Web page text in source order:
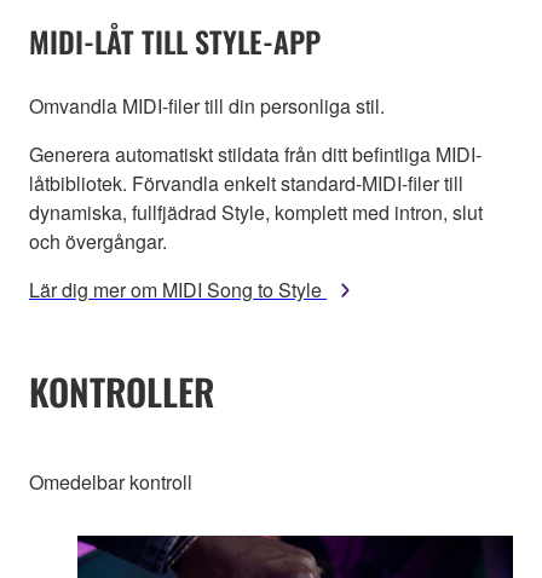
MIDI-LÅT TILL STYLE-APP
Omvandla MIDI-filer till din personliga stil.
Generera automatiskt stildata från ditt befintliga MIDI-
låtbibliotek. Förvandla enkelt standard-MIDI-filer till
dynamiska, fullfjädrad Style, komplett med intron, slut
och övergångar.
Lär dig mer om MIDI Song to Style
KONTROLLER
Omedelbar kontroll